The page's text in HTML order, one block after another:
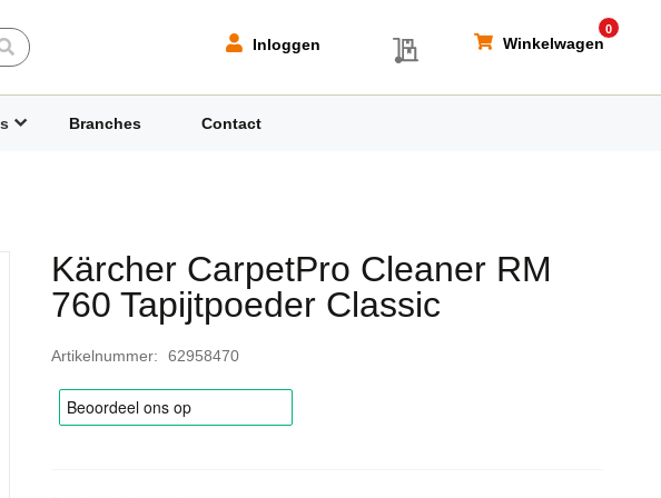
Winkelwagen
0
My Quote
Inloggen
Search
Branches Contact
Kärcher CarpetPro Cleaner RM
760 Tapijtpoeder Classic
Artikelnummer 62958470